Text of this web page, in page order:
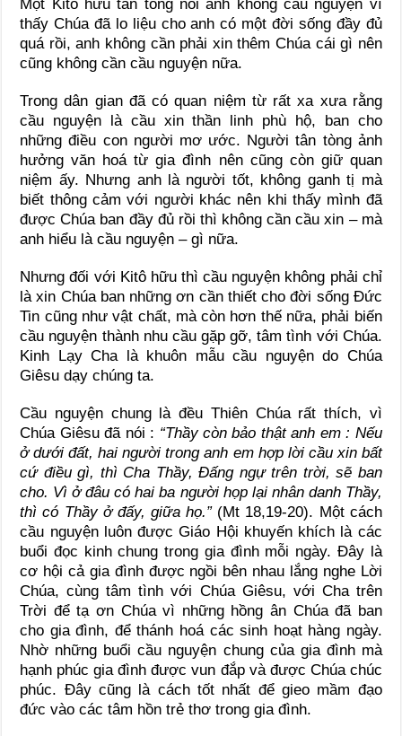
Một Kitô hữu tân tòng nói anh không cầu nguyện vì
thấy Chúa đã lo liệu cho anh có một đời sống đầy đủ
quá rồi, anh không cần phải xin thêm Chúa cái gì nên
cũng không cần cầu nguyện nữa.
Trong dân gian đã có quan niệm từ rất xa xưa rằng
cầu nguyện là cầu xin thần linh phù hộ, ban cho
những điều con người mơ ước. Người tân tòng ảnh
hưởng văn hoá từ gia đình nên cũng còn giữ quan
niệm ấy. Nhưng anh là người tốt, không ganh tị mà
biết thông cảm với người khác nên khi thấy mình đã
được Chúa ban đầy đủ rồi thì không cần cầu xin – mà
anh hiểu là cầu nguyện – gì nữa.
Nhưng đối với Kitô hữu thì cầu nguyện không phải chỉ
là xin Chúa ban những ơn cần thiết cho đời sống Đức
Tin cũng như vật chất, mà còn hơn thế nữa, phải biến
cầu nguyện thành nhu cầu gặp gỡ, tâm tình với Chúa.
Kinh Lạy Cha là khuôn mẫu cầu nguyện do Chúa
Giêsu dạy chúng ta.
Cầu nguyện chung là đều Thiên Chúa rất thích, vì
Chúa Giêsu đã nói : “Thầy còn bảo thật anh em : Nếu
ở dưới đất, hai người trong anh em hợp lời cầu xin bất
cứ điều gì, thì Cha Thầy, Đấng ngự trên trời, sẽ ban
cho. Vì ở đâu có hai ba người họp lại nhân danh Thầy,
thì có Thầy ở đấy, giữa họ.”(Mt 18,19-20). Một cách
cầu nguyện luôn được Giáo Hội khuyến khích là các
buổi đọc kinh chung trong gia đình mỗi ngày. Đây là
cơ hội cả gia đình được ngồi bên nhau lắng nghe Lời
Chúa, cùng tâm tình với Chúa Giêsu, với Cha trên
Trời để tạ ơn Chúa vì những hồng ân Chúa đã ban
cho gia đình, để thánh hoá các sinh hoạt hàng ngày.
Nhờ những buổi cầu nguyện chung của gia đình mà
hạnh phúc gia đình được vun đắp và được Chúa chúc
phúc. Đây cũng là cách tốt nhất để gieo mầm đạo
đức vào các tâm hồn trẻ thơ trong gia đình.